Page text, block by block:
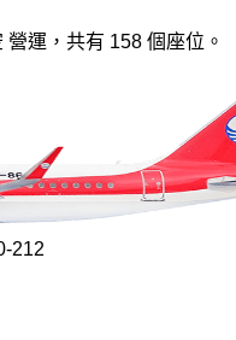
運，共有 158 個座位。
212